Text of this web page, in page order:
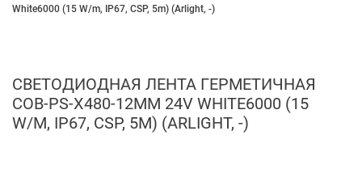
White6000 (15 W/m, IP67, CSP, 5m) (Arlight, -)
СВЕТОДИОДНАЯ ЛЕНТА ГЕРМЕТИЧНАЯ
COB-PS-X480-12MM 24V WHITE6000 (15
W/M, IP67, CSP, 5M) (ARLIGHT, -)